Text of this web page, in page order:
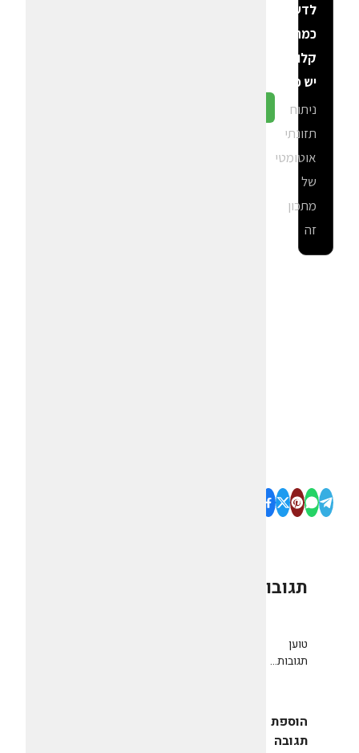
לדעת
כמה
קלוריות
יש פה?
ניתוח
תזונתי
אוטומטי
של
מתכון
זה
תגובות
טוען
תגובות...
הוספת
תגובה